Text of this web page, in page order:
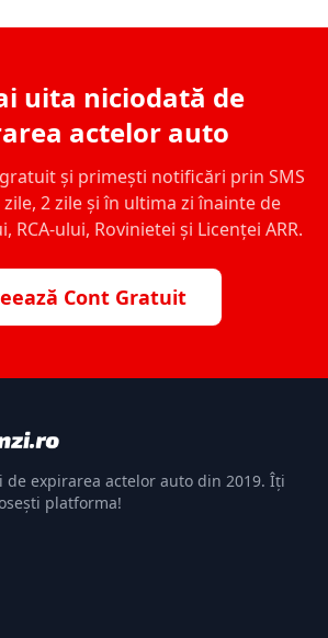
uita niciodată de
actelor auto
și primești notificări prin SMS
2 zile și în ultima zi înainte de
RCA-ului, Rovinietei și Licenței ARR.
Cont Gratuit
expirarea actelor auto din 2019. Îți
platforma!